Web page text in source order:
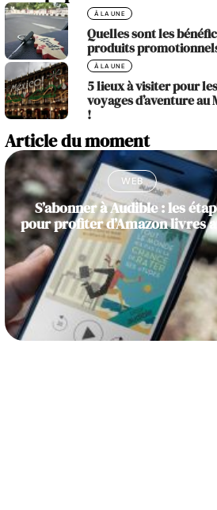
À LA UNE
Quelles sont les
produits
À LA UNE
5 lieux à visiter pour les
voyages d’aventure au
!
Article du moment
WEB
S’abonner à Audible : les
pour profiter d’Amazon livres